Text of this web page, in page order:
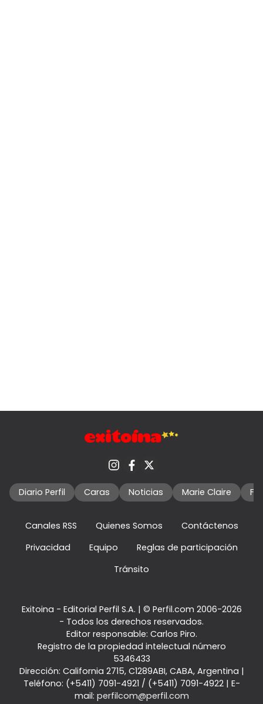
Diario Perfil Caras Noticias Marie Claire
Canales RSS Quienes Somos
Contáctenos
Privacidad
Equipo
Reglas de participación
Tránsito
Exitoina - Editorial Perfil S.A. | © Perfil.com 2006-2026
- Todos los derechos reservados.
Editor responsable: Carlos Piro.
Registro de la propiedad intelectual número
5346433
Dirección: California 2715, C1289ABI, CABA, Argentina |
Teléfono: (+5411) 7091-4921 / (+5411) 7091-4922| E-
mail: perfilcom@perfil.com